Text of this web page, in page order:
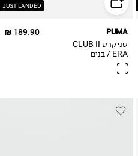
JUST LANDED 27
189.90 ₪ PUMA
סניקרס CLUB II
ERA / בנים